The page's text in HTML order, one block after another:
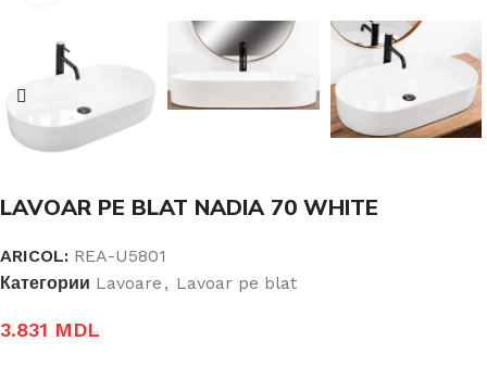
LAVOAR PE BLAT NADIA 70 WHITE
ARICOL: REA-U5801
Категории Lavoare , Lavoar pe blat
3.831 MDL